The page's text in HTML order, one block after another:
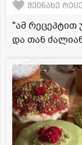
შეინახე
"ამ
და თან